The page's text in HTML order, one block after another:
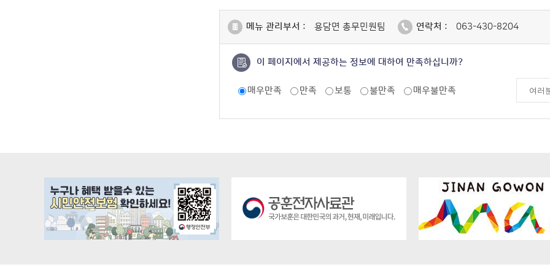
메뉴 관리부서 : 용담면 총무민원팀 연락처 : 063-430-8204
이 페이지에서 제공하는 정보에 대하여 만족하십니까?
매우만족 만족 보통 불만족 매우불만족